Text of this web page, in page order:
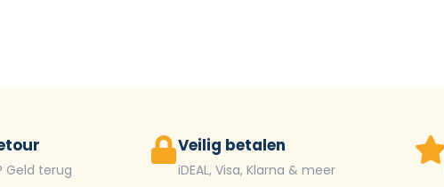
Geld terug
Veilig betalen
iDEAL, Visa, Klarna & meer